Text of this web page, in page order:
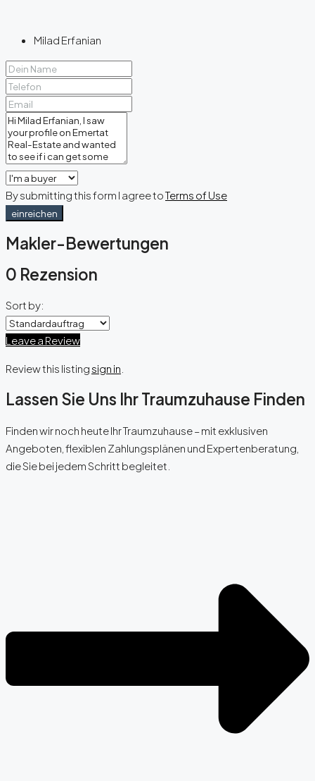
Milad Erfanian
By submitting this form I agree toTerms of Use
einreichen
Makler-Bewertungen
0 Rezension
Sort by:
Leave a Review
Review this listing sign in
Lassen Sie Uns Ihr Traumzuhause Finden
Finden wir noch heute Ihr Traumzuhause – mit exklusiven
Angeboten, flexiblen Zahlungsplänen und Expertenberatung,
die Sie bei jedem Schritt begleitet.